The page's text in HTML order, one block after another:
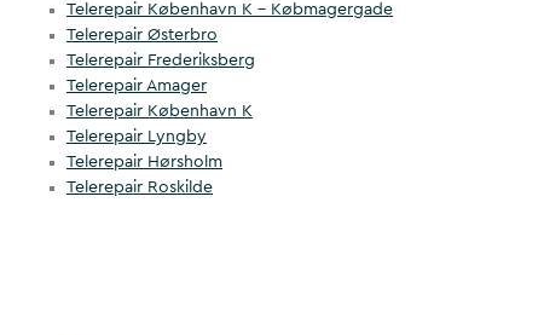
Telerepair København K – Købmagergade
Telerepair Østerbro
Telerepair Frederiksberg
Telerepair Amager
Telerepair København K
Telerepair Lyngby
Telerepair Hørsholm
Telerepair Roskilde